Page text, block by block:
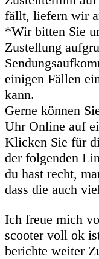
fällt, liefern wir
*Wir bitten Sie
Zustellung
einigen Fällen
kann.
Gerne können
Uhr Online auf
Klicken Sie für
der folgenden
du hast recht,
dass die auch
Ich freue mich
scooter voll ok
berichte weiter